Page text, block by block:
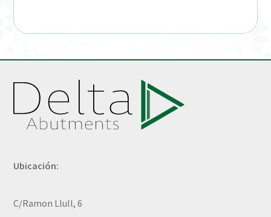
Ubicación:
C/Ramon Llull, 6